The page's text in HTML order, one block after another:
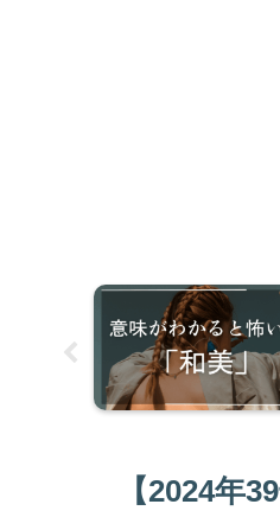
【2024年